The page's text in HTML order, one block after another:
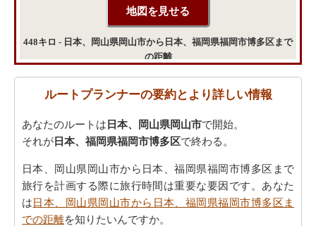
448キロ - 日本、岡山県岡山市から日本、福岡県福岡市博多区まで
の距離
ルートプランナーの要約とより詳しい情報
あなたのルートは 日本、岡山県岡山市で開始。
それが 日本、福岡県福岡市博多区で終わる。
日本、岡山県岡山市から日本、福岡県福岡市博多区まで
旅行を計画する際に旅行時間は重要な要因です。あなた
は日本、岡山県岡山市から日本、福岡県福岡市博多区ま
での距離を知りたいんですか。